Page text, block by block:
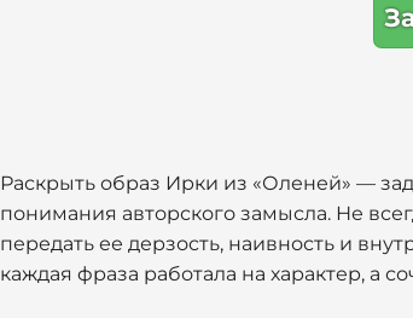
Раскрыть образ Ирки из «Оленей» —
понимания авторского замысла. Не
передать ее дерзость, наивность и
каждая фраза работала на характер, а